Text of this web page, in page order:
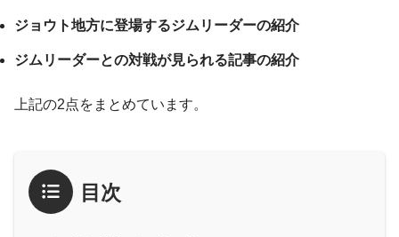
ジョウト地方に登場するジムリーダーの紹介
ジムリーダーとの対戦が見られる記事の紹介
上記の2点をまとめています。
目次